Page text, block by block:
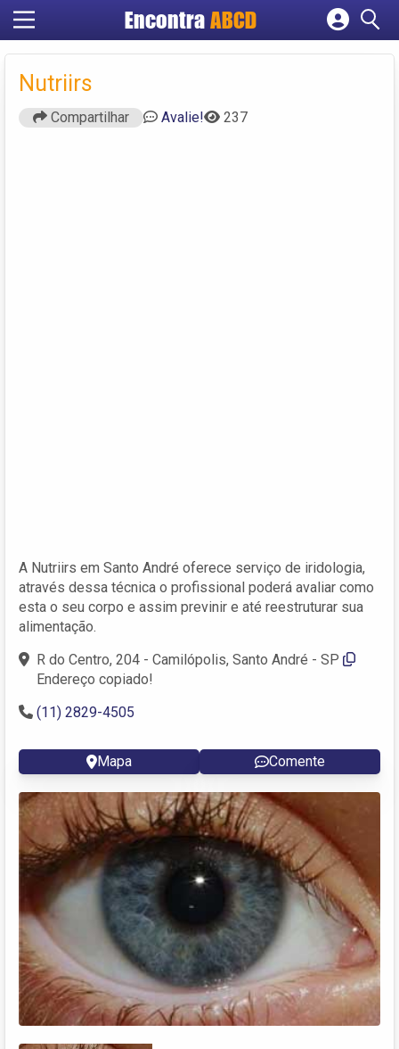
EncontraABCD
Cadastrar empresa
Nutriirs
Compartilhar Avalie! 237
A Nutriirs em Santo André oferece serviço de iridologia,
através dessa técnica o profissional poderá avaliar como
esta o seu corpo e assim previnir e até reestruturar sua
alimentação.
R do Centro, 204 - Camilópolis, Santo André - SP
Endereço copiado!
(11) 2829-4505
Mapa Comente